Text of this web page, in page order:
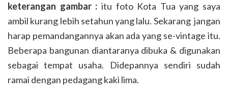
keterangan gambar : itu foto Kota Tua yang saya
ambil kurang lebih setahun yang lalu. Sekarang jangan
harap pemandangannya akan ada yang se-vintage itu.
Beberapa bangunan diantaranya dibuka & digunakan
sebagai tempat usaha. Didepannya sendiri sudah
ramai dengan pedagang kaki lima.